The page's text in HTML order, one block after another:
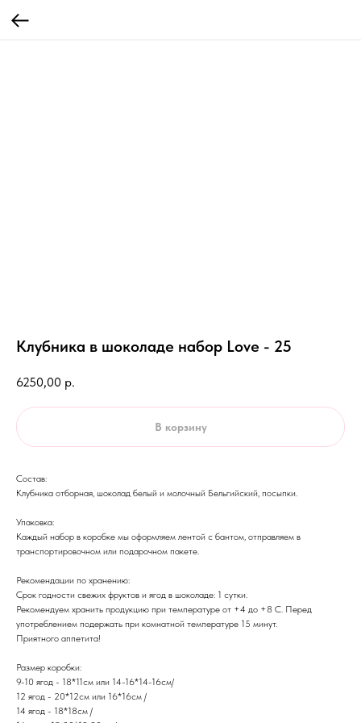
Клубника в шоколаде набор Love - 25
6250,00 р.
В корзину
Состав:
Клубника отборная, шоколад белый и молочный Бельгийский, посыпки.
Упаковка:
Каждый набор в коробке мы оформляем лентой с бантом, отправляем в
транспортировочном или подарочном пакете.
Рекомендации по хранению:
Срок годности свежих фруктов и ягод в шоколаде: 1 сутки.
Рекомендуем хранить продукцию при температуре от +4 до +8 С. Перед
употреблением подержать при комнатной температуре 15 минут.
​Приятного аппетита!
Размер коробки:
9-10 ягод - 18*11см или 14-16*14-16см/
12 ягод - 20*12см или 16*16см /
14 ягод - 18*18см /